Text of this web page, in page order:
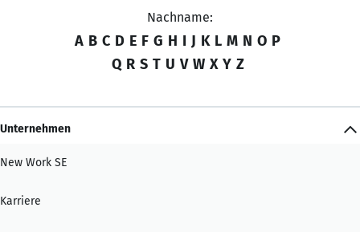
Nachname:
A B C D E F G H I J K L M N O P
Q R S T U V W X Y Z
Unternehmen
New Work SE
Karriere